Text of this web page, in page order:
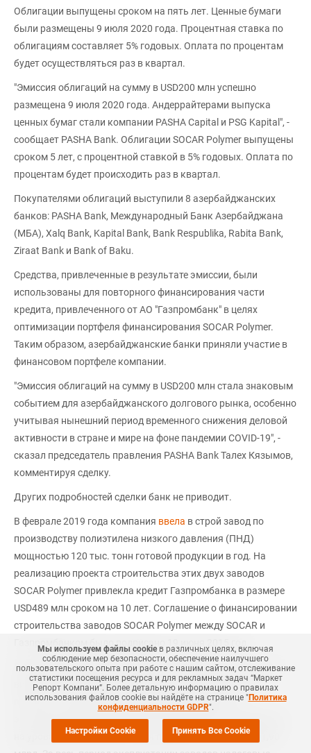
Облигации выпущены сроком на пять лет. Ценные бумаги
были размещены 9 июля 2020 года. Процентная ставка по
облигациям составляет 5% годовых. Оплата по процентам
будет осуществляться раз в квартал.
"Эмиссия облигаций на сумму в USD200 млн успешно
размещена 9 июля 2020 года. Андеррайтерами выпуска
ценных бумаг стали компании PASHA Capital и PSG Kapital", -
сообщает PASHA Bank. Облигации SOCAR Polymer выпущены
сроком 5 лет, с процентной ставкой в 5% годовых. Оплата по
процентам будет происходить раз в квартал.
Покупателями облигаций выступили 8 азербайджанских
банков: PASHA Bank, Международный Банк Азербайджана
(МБА), Xalq Bank, Kapital Bank, Bank Respublika, Rabita Bank,
Ziraat Bank и Bank of Baku.
Средства, привлеченные в результате эмиссии, были
использованы для повторного финансирования части
кредита, привлеченного от АО "Газпромбанк" в целях
оптимизации портфеля финансирования SOCAR Polymer.
Таким образом, азербайджанские банки приняли участие в
финансовом портфеле компании.
"Эмиссия облигаций на сумму в USD200 млн стала знаковым
событием для азербайджанского долгового рынка, особенно
учитывая нынешний период временного снижения деловой
активности в стране и мире на фоне пандемии COVID-19", -
сказал председатель правления PASHA Bank Талех Кязымов,
комментируя сделку.
Других подробностей сделки банк не приводит.
В феврале 2019 года компания ввела в строй завод по
производству полиэтилена низкого давления (ПНД)
мощностью 120 тыс. тонн готовой продукции в год. На
реализацию проекта строительства этих двух заводов
SOCAR Polymer привлекла кредит Газпромбанка в размере
USD489 млн сроком на 10 лет. Соглашение о финансировании
строительства заводов SOCAR Polymer между SOCAR и
Газпромбанком было подписано 19 июня 2015 год.
В целом, заводы SOCAR Polymer рассчитаны на выпуск 10
видов полипропилена и 4 видов полиэтилена высокой
плотности. Суммарные доходы SOCAR Polymer от
эксплуатации заводов за период деятельности ожидаются
на уровне USD6,6 млрд, чистая прибыль составит USD1,98
Мы используем файлы cookieв различных целях, включая
соблюдение мер безопасности, обеспечение наилучшего
пользовательского опыта при работе с нашим сайтом, отслеживание
статистики посещения ресурса и для рекламных задач “Маркет
Репорт Компани”. Более детальную информацию о правилах
использования файлов cookie вы найдёте на странице "Политика
конфиденциальности GDPR".
Настройки Cookie Принять Все Cookie